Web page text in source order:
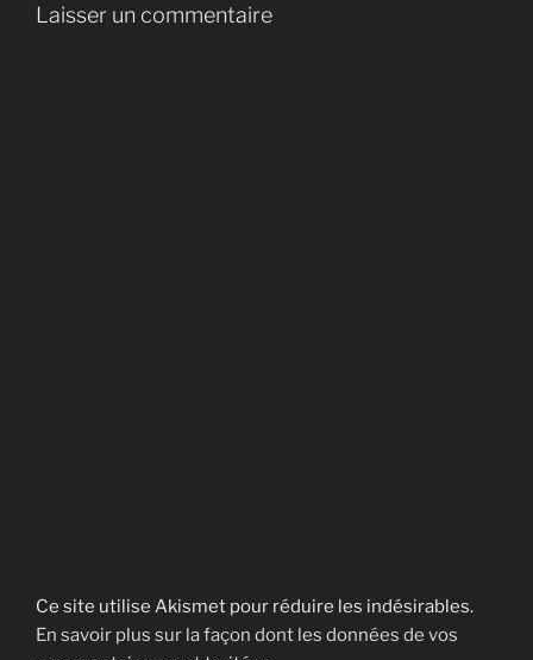
Laisser un commentaire
Ce site utilise Akismet pour réduire les indésirables.
En savoir plus sur la façon dont les données de vos